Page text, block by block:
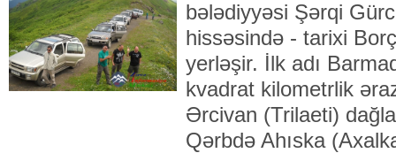
bələdiyyəsi Şərqi
hissəsində - tarixi
yerləşir. İlk adı
kvadrat kilometrlik
Ərcivan (Trilaeti)
Qərbdə Ahıska